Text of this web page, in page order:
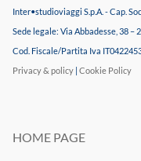
Inter•studioviaggi S.p.A. - Cap.
Sede legale: Via Abbadesse, 38 –
Cod. Fiscale/Partita Iva
Privacy & policy | Cookie Policy
HOME PAGE